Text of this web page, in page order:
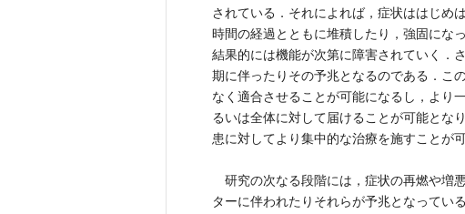
されている．それによれば，症状ははじめ
時間の経過とともに堆積したり，強固にな
結果的には機能が次第に障害されていく．
期に伴ったりその予兆となるのである．こ
なく適合させることが可能になるし，より
るいは全体に対して届けることが可能とな
患に対してより集中的な治療を施すことが
研究の次なる段階には，症状の再燃や増
ターに伴われたりそれらが予兆となってい